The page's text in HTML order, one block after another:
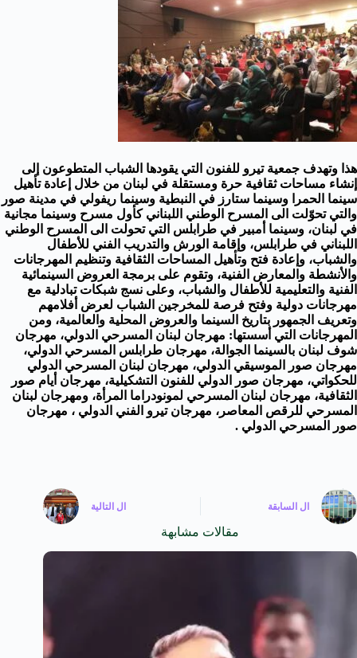
هذا وتهدف جمعية تيرو للفنون التي يقودها الشباب المتطوعون إلى
إنشاء مساحات ثقافية حرة ومستقلة في لبنان من خلال إعادة تأهيل
سينما الحمرا وسينما ستارز في النبطية وسينما ريفولي في مدينة صور
والتي تحوّلت الى المسرح الوطني اللبناني كأول مسرح وسينما مجانية
في لبنان، وسينما أمبير في طرابلس التي تحولت الى المسرح الوطني
اللبناني في طرابلس، وإقامة الورش والتدريب الفني للأطفال
والشباب، وإعادة فتح وتأهيل المساحات الثقافية وتنظيم المهرجانات
والأنشطة والمعارض الفنية، وتقوم على برمجة العروض السينمائية
الفنية والتعليمية للأطفال والشباب، وعلى نسج شبكات تبادلية مع
مهرجانات دولية وفتح فرصة للمخرجين الشباب لعرض أفلامهم
وتعريف الجمهور بتاريخ السينما والعروض المحلية والعالمية، ومن
المهرجانات التي أسستها: مهرجان لبنان المسرحي الدولي، مهرجان
شوف لبنان بالسينما الجوالة، مهرجان طرابلس المسرحي الدولي،
مهرجان صور الموسيقي الدولي، مهرجان لبنان المسرحي الدولي
للحكواتي، مهرجان صور الدولي للفنون التشكيلية، مهرجان أيام صور
الثقافية، مهرجان لبنان المسرحي لمونودراما المرأة، ومهرجان لبنان
المسرحي للرقص المعاصر، مهرجان تيرو الفني الدولي ، مهرجان
صور المسرحي الدولي .
ال السابقة ال التالية
مقالات مشابهة